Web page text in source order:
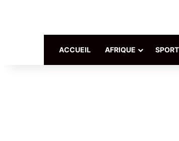
ACCUEIL AFRIQUE SPORT